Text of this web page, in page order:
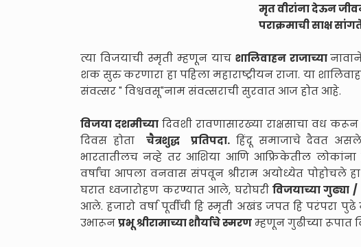
मृत वीरांना देऊन
पराक्रमाची साक्ष
त्या विजयाची स्मृती म्हणून याच शालिवाहन राजाच्या
शक सुरु करणारा हा पहिला महाराष्ट्रीयन राजा. या
संवत्सर " विश्ववसू"नाम संवत्सराची सुरवात आज होत आहे.
विजया दशमीच्या दिवशी रावणासारख्या राक्षसाचा वध करून
दिवस होताचैत्रशुद्ध प्रतिपदा.हिंदू समाजाचे दैवत असलेले
भारतातीलच नव्हे तर आशिया आणि आफ्रिकेतील लोकांना
वर्षांचा आपला वनवास संपवून श्रीराम अयोध्येत पोहोचले
घरात ध्वजारोहण करण्यात आले, घरोघरी विजयाच्या गुढ्या
आले. हजारो वर्षा पूर्वीची हि स्मृती अखंड जपत हि परंपरा
उभारूनप्रभू श्रीरामाच्या शौर्याचे स्मरणम्हणून गुढीच्या रूपात